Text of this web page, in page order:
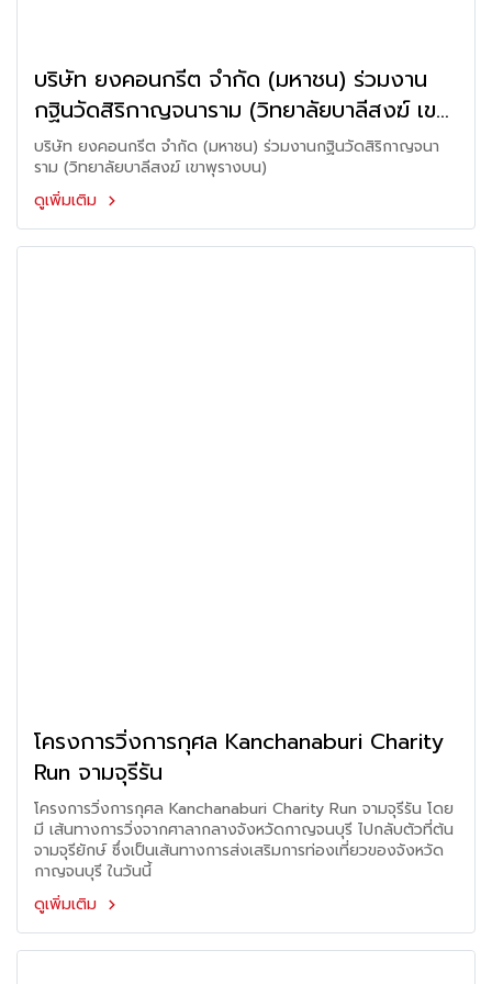
บริษัท ยงคอนกรีต จำกัด (มหาชน) ร่วมงาน
กฐินวัดสิริกาญจนาราม (วิทยาลัยบาลีสงฆ์ เขา
พุรางบน)
บริษัท ยงคอนกรีต จำกัด (มหาชน) ร่วมงานกฐินวัดสิริกาญจนา
ราม (วิทยาลัยบาลีสงฆ์ เขาพุรางบน)
ดูเพิ่มเติม
โครงการวิ่งการกุศล Kanchanaburi Charity
Run จามจุรีรัน
โครงการวิ่งการกุศล Kanchanaburi Charity Run จามจุรีรัน โดย
มี เส้นทางการวิ่งจากศาลากลางจังหวัดกาญจนบุรี ไปกลับตัวที่ต้น
จามจุรียักษ์ ซึ่งเป็นเส้นทางการส่งเสริมการท่องเที่ยวของจังหวัด
กาญจนบุรี ในวันนี้
ดูเพิ่มเติม